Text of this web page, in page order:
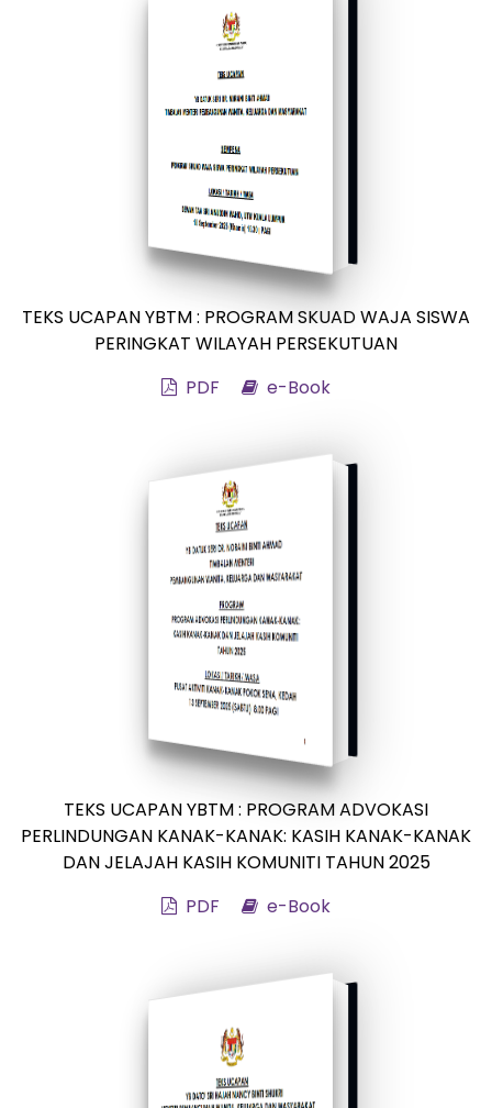
TEKS UCAPAN YBTM : PROGRAM SKUAD WAJA SISWA
PERINGKAT WILAYAH PERSEKUTUAN
PDF
e-Book
TEKS UCAPAN YBTM : PROGRAM ADVOKASI
PERLINDUNGAN KANAK-KANAK: KASIH KANAK-KANAK
DAN JELAJAH KASIH KOMUNITI TAHUN 2025
PDF
e-Book